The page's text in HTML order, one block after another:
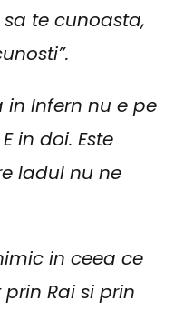
te cunoasta,
in Infern nu e pe
in doi. Este
Iadul nu ne
in ceea ce
Rai si prin